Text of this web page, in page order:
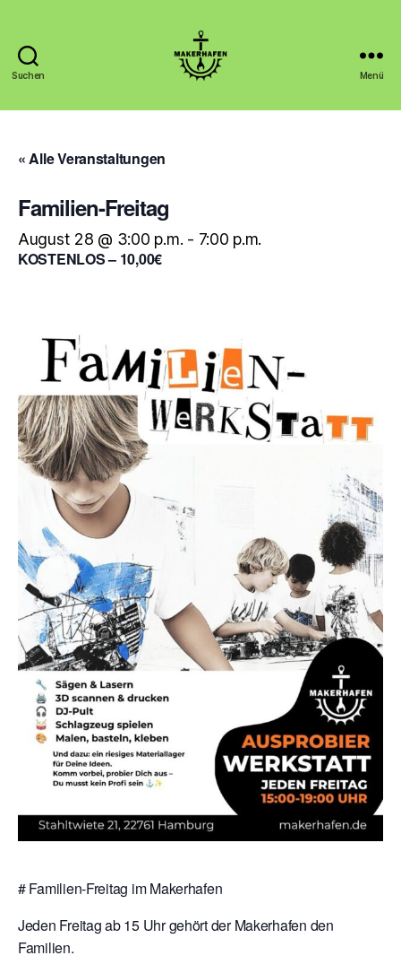
Suchen Menü
« Alle Veranstaltungen
Familien-Freitag
August 28 @ 3:00 p.m. - 7:00 p.m.
KOSTENLOS – 10,00€
# Familien-Freitag im Makerhafen
Jeden Freitag ab 15 Uhr gehört der Makerhafen den
Familien.